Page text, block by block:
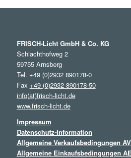
FRISCH-Licht GmbH & Co. KG
Schlachthofweg 2
59755 Arnsberg
Tel. +49 (0)2932 890178-0
Fax +49 (0)2932 890178-50
info(at)frisch-licht.de
www.frisch-licht.de
Impressum
Datenschutz-Information
Allgemeine Verkaufsbedingungen
Allgemeine Einkaufsbedingungen